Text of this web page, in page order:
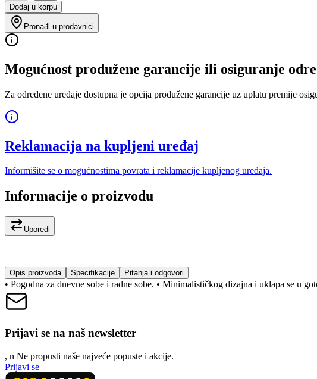
Dodaj u korpu
Pronađi u prodavnici
Mogućnost produžene garancije ili osiguranje
Za određene uređaje dostupna je opcija produžene garancije uz uplatu premije
Reklamacija na kupljeni uređaj
Informišite se o mogućnostima povrata i reklamacije kupljenog uređaja.
Informacije o proizvodu
Uporedi
Opis proizvoda Specifikacije Pitanja i odgovori
• Pogodna za dnevne sobe i radne sobe. • Minimalističkog dizajna i uklapa se u
Prijavi se na naš newsletter
, n Ne propusti naše najveće popuste i akcije.
Prijavi se